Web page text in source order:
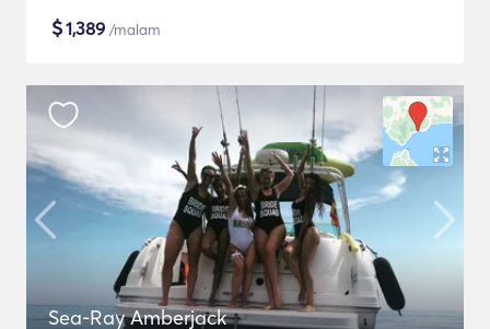
$1,389 /malam
Sea-Ray Amberjack